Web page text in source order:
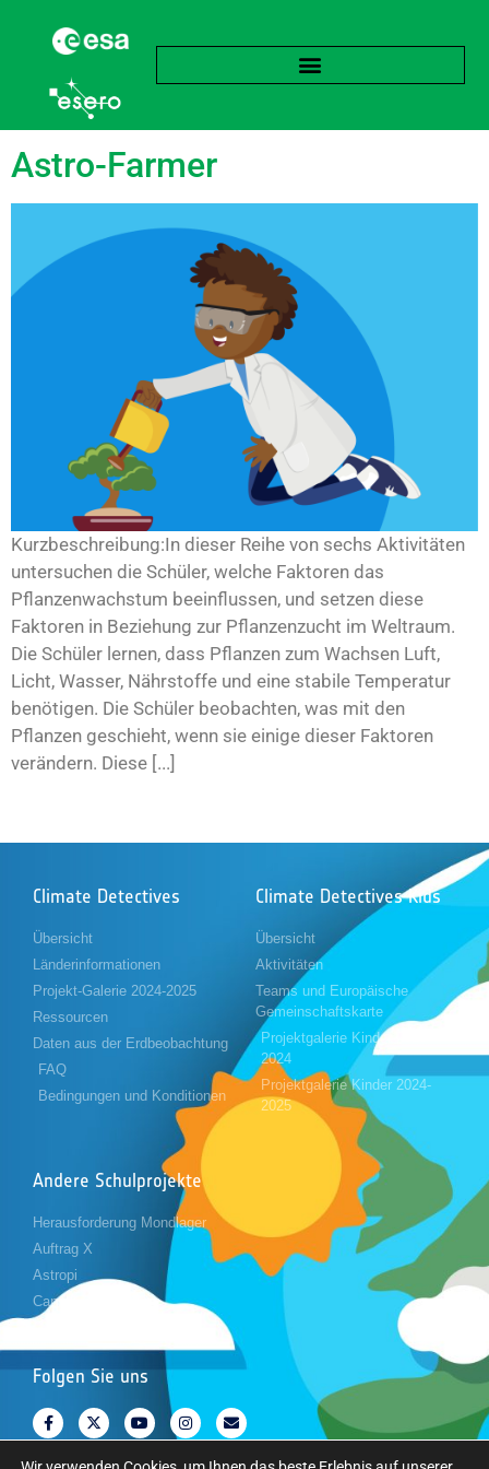
Schlagwort:Atmung
Astro-Farmer
Kurzbeschreibung:In dieser Reihe von sechs Aktivitäten
untersuchen die Schüler, welche Faktoren das
Pflanzenwachstum beeinflussen, und setzen diese
Faktoren in Beziehung zur Pflanzenzucht im Weltraum.
Die Schüler lernen, dass Pflanzen zum Wachsen Luft,
Licht, Wasser, Nährstoffe und eine stabile Temperatur
benötigen. Die Schüler beobachten, was mit den
Pflanzen geschieht, wenn sie einige dieser Faktoren
verändern. Diese [...]
Climate Detectives
Übersicht
Länderinformationen
Projekt-Galerie 2024-2025
Ressourcen
Daten aus der Erdbeobachtung
FAQ
Bedingungen und Konditionen
Climate Detectives Kids
Übersicht
Aktivitäten
Teams und Europäische
Gemeinschaftskarte
Projektgalerie Kinder 2023-
2024
Projektgalerie Kinder 2024-
2025
Andere Schulprojekte
Herausforderung Mondlager
Auftrag X
Astropi
Cansat
Folgen Sie uns